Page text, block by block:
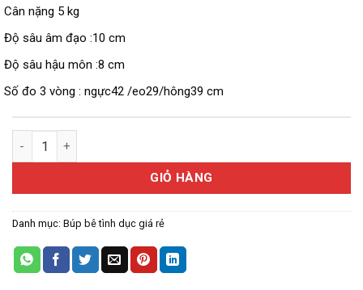
Cân nặng 5 kg
Độ sâu âm đạo :10 cm
Độ sâu hậu môn :8 cm
Số đo 3 vòng : ngực42 /eo29/hông39 cm
Búp bê silicone Tanami -60 cm số lượng
GIỎ HÀNG
Danh mục: Búp bê tình dục giá rẻ